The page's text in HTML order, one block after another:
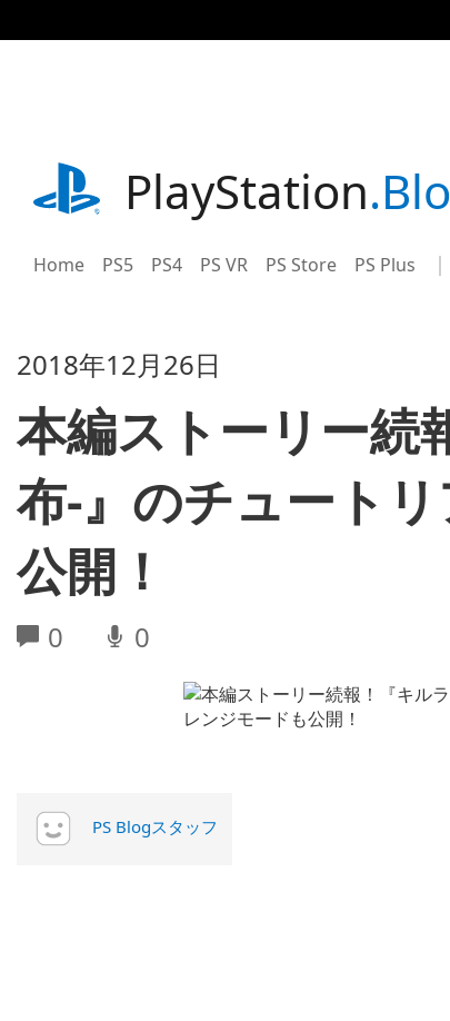
事
playstation.comPlayStation
Home PS5 PS4 PS VR PS Store PS Plus
2018年12月26日
本編ストーリー続
布-』のチュート
公開！
0 0
PS Blogスタッフ